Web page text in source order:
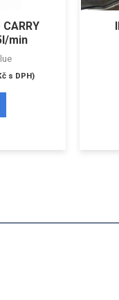
min
s DPH)